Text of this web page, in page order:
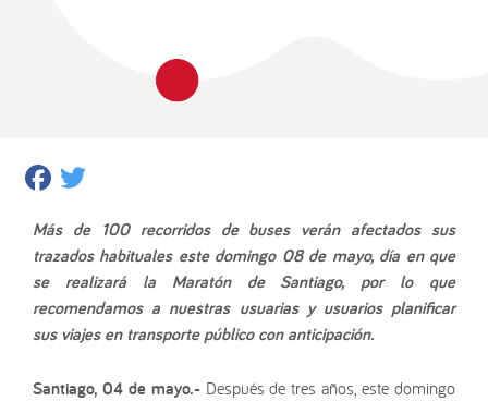
Facebook
Más de 100 recorridos de buses verán afectados sus
trazados habituales este domingo 08 de mayo, día en que
se realizará la Maratón de Santiago, por lo que
recomendamos a nuestras usuarias y usuarios planificar
sus viajes en transporte público con anticipación.
Santiago, 04 de mayo.- Después de tres años, este domingo